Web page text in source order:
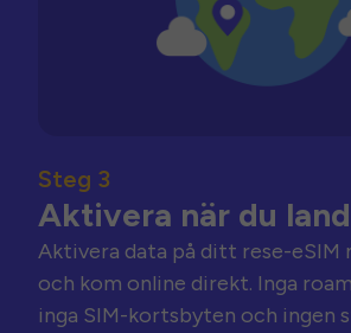
Steg 3
Aktivera när du
Aktivera data på ditt rese-eSIM
och kom online direkt. Inga
inga SIM-kortsbyten och ingen